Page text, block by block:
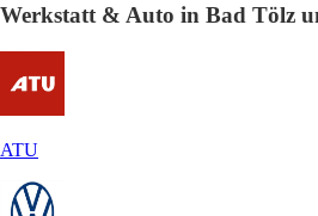
Werkstatt & Auto in Bad Tölz
ATU